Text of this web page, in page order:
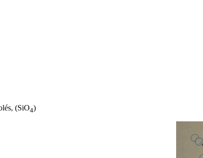
(SiO4)